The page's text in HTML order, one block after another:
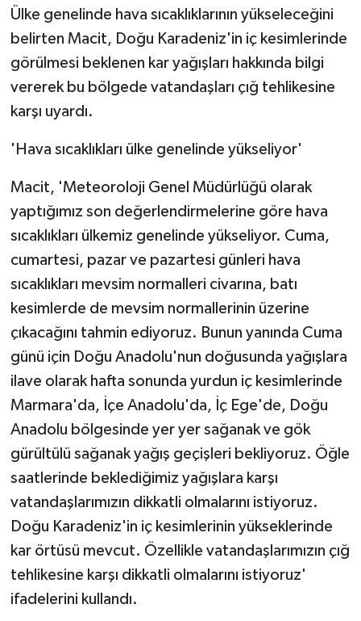
Ülke genelinde hava sıcaklıklarının yükseleceğini
belirten Macit, Doğu Karadeniz'in iç kesimlerinde
görülmesi beklenen kar yağışları hakkında bilgi
vererek bu bölgede vatandaşları çığ tehlikesine
karşı uyardı.
'Hava sıcaklıkları ülke genelinde yükseliyor'
Macit, 'Meteoroloji Genel Müdürlüğü olarak
yaptığımız son değerlendirmelerine göre hava
sıcaklıkları ülkemiz genelinde yükseliyor. Cuma,
cumartesi, pazar ve pazartesi günleri hava
sıcaklıkları mevsim normalleri civarına, batı
kesimlerde de mevsim normallerinin üzerine
çıkacağını tahmin ediyoruz. Bunun yanında Cuma
günü için Doğu Anadolu'nun doğusunda yağışlara
ilave olarak hafta sonunda yurdun iç kesimlerinde
Marmara'da, İçe Anadolu'da, İç Ege'de, Doğu
Anadolu bölgesinde yer yer sağanak ve gök
gürültülü sağanak yağış geçişleri bekliyoruz. Öğle
saatlerinde beklediğimiz yağışlara karşı
vatandaşlarımızın dikkatli olmalarını istiyoruz.
Doğu Karadeniz'in iç kesimlerinin yükseklerinde
kar örtüsü mevcut. Özellikle vatandaşlarımızın çığ
tehlikesine karşı dikkatli olmalarını istiyoruz'
ifadelerini kullandı.